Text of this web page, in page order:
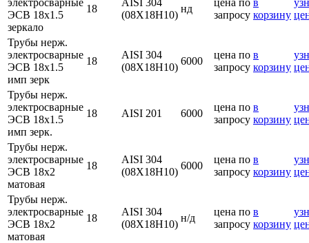
ЭСВ 18х1.5
зеркало
18
(08Х18Н10)
нд
запросу корзину
Трубы нерж.
электросварные
ЭСВ 18х1.5
имп зерк
18
AISI 304
(08Х18Н10)
6000
цена по
запросу
в
корзину
Трубы нерж.
электросварные
ЭСВ 18х1.5
имп зерк.
18 AISI 201 6000
цена по
запросу
в
корзину
Трубы нерж.
электросварные
ЭСВ 18х2
матовая
18
AISI 304
(08Х18Н10)
6000
цена по
запросу
в
корзину
Трубы нерж.
электросварные
ЭСВ 18х2
матовая
18
AISI 304
(08Х18Н10)
н/д
цена по
запросу
в
корзину